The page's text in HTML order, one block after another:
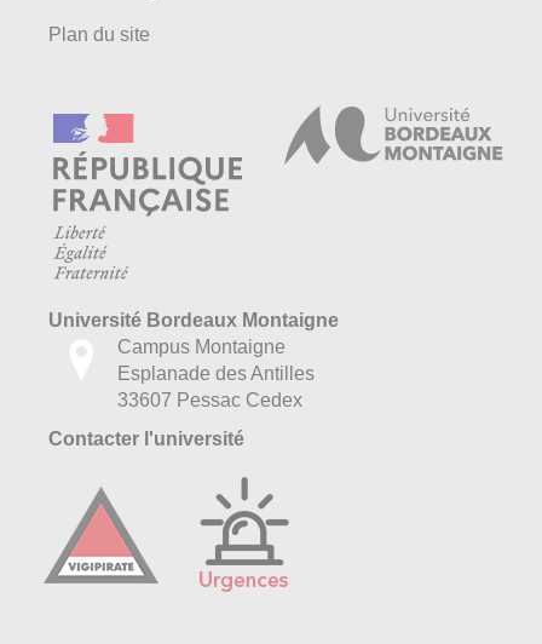
Plan du site
Université Bordeaux Montaigne
Campus Montaigne
Esplanade des Antilles
33607 Pessac Cedex
Contacter l'université